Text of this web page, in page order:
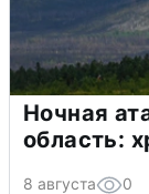
Ночная
область:
8 августа 0